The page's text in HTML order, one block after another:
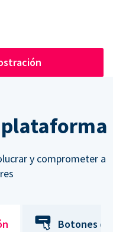
plataforma
y comprometer a
Botones